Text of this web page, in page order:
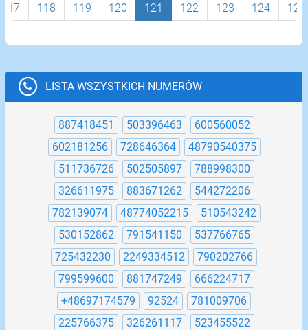
117 118 119 120 121 122 123 124 125
LISTA WSZYSTKICH NUMERÓW
887418451 503396463
600560052
602181256
728646364
48790540375
511736726
502505897
788998300
326611975
883671262
544272206
782139074
48774052215
510543242
530152862
791541150
537766765
725432230
2249334512
790202766
799599600
881747249
666224717
+48697174579
92524
781009706
225766375
326261117
523455522